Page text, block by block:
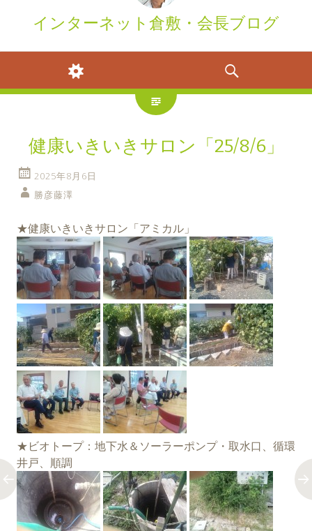
インターネット倉敷・会長ブログ
ウィジェット
健康いきいきサロン「25/8/6」
2025年8月6日
勝彦藤澤
★健康いきいきサロン「アミカル」
★ビオトープ：地下水＆ソーラーポンプ・取水口、循環
井戸、順調